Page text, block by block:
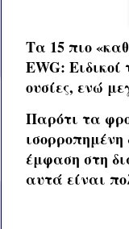
Τα 15 πιο
EWG:
ουσίες, ενώ
Παρότι τα
έμφαση στη
αυτά είναι